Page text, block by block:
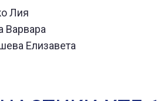
Лия
Варвара
Елизавета